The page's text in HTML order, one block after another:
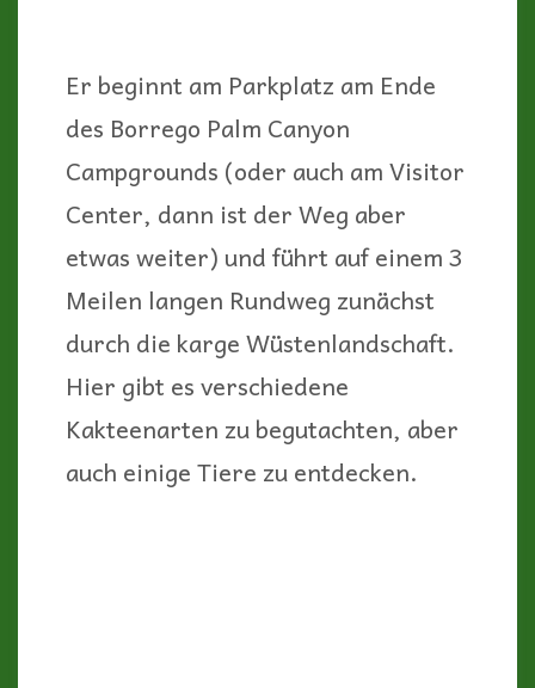
Er beginnt am Parkplatz am Ende
des Borrego Palm Canyon
Campgrounds (oder auch am Visitor
Center, dann ist der Weg aber
etwas weiter) und führt auf einem 3
Meilen langen Rundweg zunächst
durch die karge Wüstenlandschaft.
Hier gibt es verschiedene
Kakteenarten zu begutachten, aber
auch einige Tiere zu entdecken.